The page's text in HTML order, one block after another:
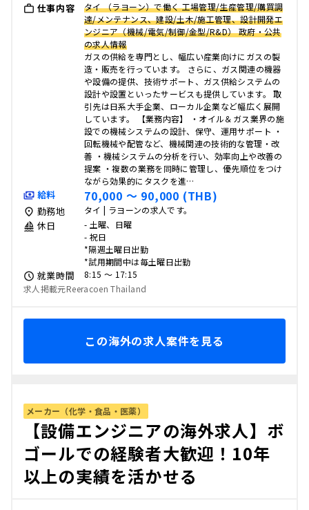
仕事内容
タイ （ラヨーン）で働く 工場管理/生産管理/購買調
達/メンテナンス、建設/土木/施工管理、設計開発エ
ンジニア（機械/電気/制御/金型/R&D） 政府・公共
の求人情報
ガスの供給を専門とし、幅広い産業向けにガスの製
造・販売を行っています。 さらに、ガス関連の機器
や設備の提供、技術サポート、ガス供給システムの
設計や設置といったサービスも提供しています。 取
引先は日系大手企業、ローカル企業など幅広く展開
しています。 【業務内容】 ・オイル＆ガス業界の施
設での機械システムの設計、保守、運用サポート ・
回転機械や配管など、機械関連の技術的な管理・改
善 ・機械システムの分析を行い、効率向上や改善の
提案 ・複数の業務を同時に管理し、優先順位をつけ
ながら効果的にタスクを進…
給料 70,000 〜 90,000 (THB)
勤務地 タイ | ラヨーンの求人です。
休日
- 土曜、日曜
- 祝日
*隔週土曜日出勤
*試用期間中は毎土曜日出勤
就業時間
8:15 〜 17:15
求人掲載元Reeracoen Thailand
この海外の求人案件を見る
メーカー（化学・食品・医薬）
【設備エンジニアの海外求人】ボ
ゴールでの経験者大歓迎！10年
以上の実績を活かせる